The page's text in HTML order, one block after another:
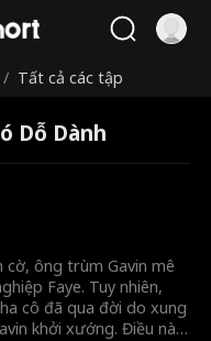
/ Tất cả các tập
Dỗ Dành
cờ, ông trùm Gavin mê
Faye. Tuy nhiên,
cô đã qua đời do xung
khởi xướng. Điều này